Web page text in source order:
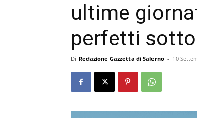
ultime
perfetti sotto
Di Redazione Gazzetta di Salerno - 10